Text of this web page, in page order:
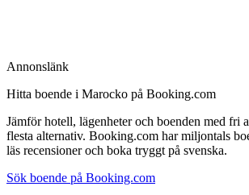
Annonslänk
Hitta boende i Marocko på Booking.com
Jämför hotell, lägenheter och boenden med fri
flesta alternativ. Booking.com har miljontals
läs recensioner och boka tryggt på svenska.
Sök boende på Booking.com